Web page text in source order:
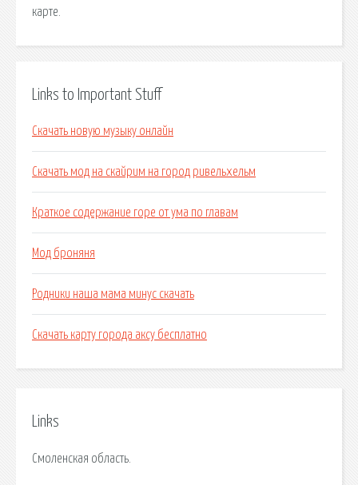
карте.
Links to Important Stuff
Скачать новую музыку онлайн
Скачать мод на скайрим на город ривельхельм
Краткое содержание горе от ума по главам
Мод броняня
Родники наша мама минус скачать
Скачать карту города аксу бесплатно
Links
Смоленская область.